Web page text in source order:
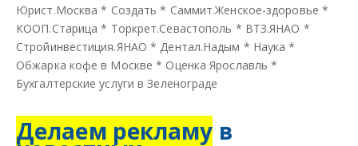
Юрист.Москва * Создать * Саммит.Женское-здоровье *
КООП.Старица * Торкрет.Севастополь * ВТЗ.ЯНАО *
Стройинвестиция.ЯНАО * Дентал.Надым * Наука *
Обжарка кофе в Москве * Оценка Ярославль *
Бухгалтерские услуги в Зеленограде
Делаем рекламу в